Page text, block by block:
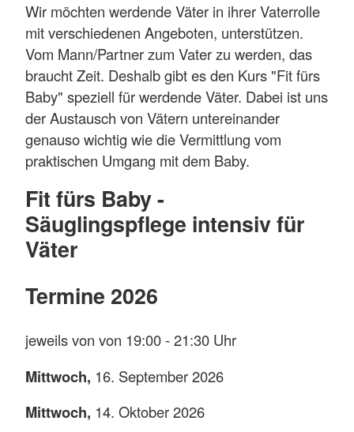
Wir möchten werdende Väter in ihrer Vaterrolle
mit verschiedenen Angeboten, unterstützen.
Vom Mann/Partner zum Vater zu werden, das
braucht Zeit. Deshalb gibt es den Kurs "Fit fürs
Baby" speziell für werdende Väter. Dabei ist uns
der Austausch von Vätern untereinander
genauso wichtig wie die Vermittlung vom
praktischen Umgang mit dem Baby.
Fit fürs Baby -
Säuglingspflege intensiv für
Väter
Termine 2026
jeweils von von 19:00 - 21:30 Uhr
Mittwoch, 16. September 2026
Mittwoch, 14. Oktober 2026